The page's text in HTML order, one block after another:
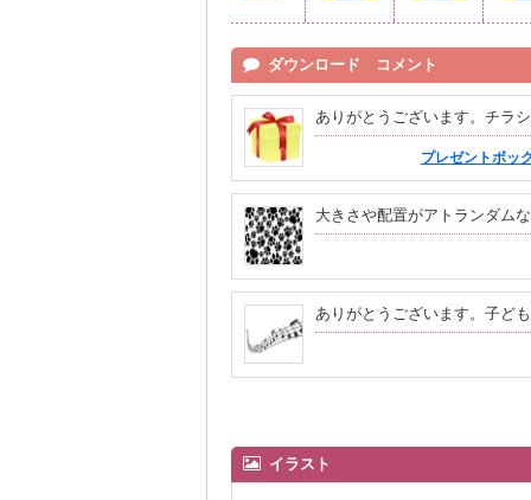
ダウンロード コメント
ありがとうございます。チラ
プレゼントボッ
大きさや配置がアトランダム
ありがとうございます。子ど
イラスト